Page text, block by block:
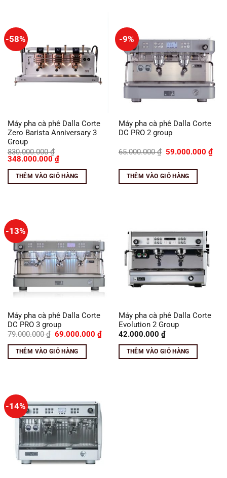
-58%
Máy pha cà phê Dalla Corte
Zero Barista Anniversary 3
Group
830.000.000₫
Giá
là:
830.000.000 ₫.
348.000.000 ₫Giá
hiện
tại
là:
THÊM VÀO GIỎ HÀNG
-9%
Máy pha cà phê Dalla Corte
DC PRO 2 group
65.000.000₫ Giá
65.000.000 ₫.
59.000.000₫Giá
THÊM VÀO GIỎ HÀNG
-13%
Máy pha cà phê Dalla Corte
DC PRO 3 group
79.000.000₫ Giá
là:
79.000.000 ₫.
69.000.000₫Giá
THÊM VÀO GIỎ HÀNG
Máy pha cà phê Dalla Corte
Evolution 2 Group
42.000.000 ₫
THÊM VÀO GIỎ HÀNG
-14%